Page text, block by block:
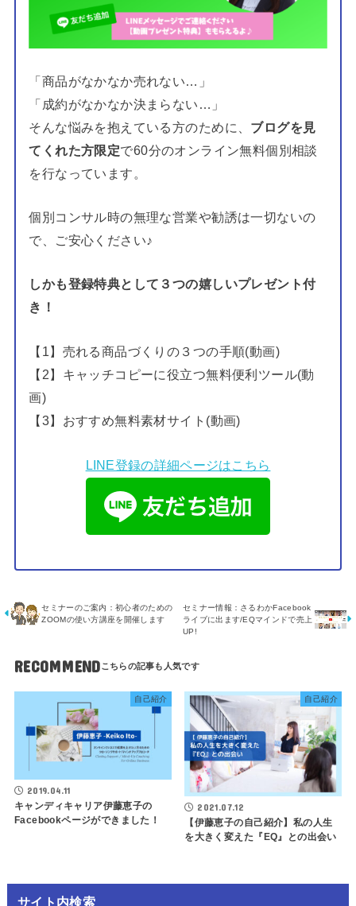
「商品がなかなか売れない…」
「成約がなかなか決まらない…」
そんな悩みを抱えている方のために、 ブログを見
てくれた方限定で60分のオンライン無料個別相談
を行なっています。
個別コンサル時の無理な営業や勧誘は一切ないの
で、ご安心ください♪
しかも登録特典として３つの嬉しいプレゼント付
き！
【1】売れる商品づくりの３つの手順(動画)
【2】キャッチコピーに役立つ無料便利ツール(動
画)
【3】おすすめ無料素材サイト(動画)
LINE登録の詳細ページはこちら
セミナーのご案内：初心者のための
ZOOMの使い方講座を開催します
セミナー情報：さるわかFacebook
ライブに出ます/EQマインドで売上
UP!
RECOMMEND
自己紹介
2019.04.11
キャンディキャリア伊藤恵子の
Facebookページができました！
自己紹介
2021.07.12
【伊藤恵子の自己紹介】私の人生
を大きく変えた『EQ』との出会い
サイト内検索